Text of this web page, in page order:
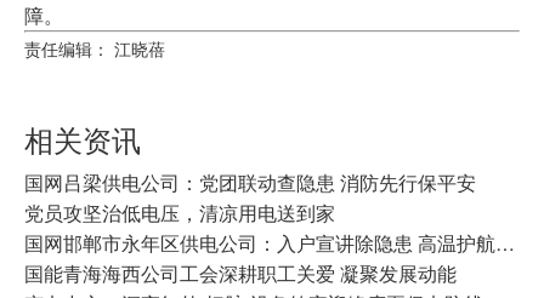
障。
责任编辑： 江晓蓓
相关资讯
国网吕梁供电公司：党团联动查隐患 消防先行保平安
党员攻坚治低电压，清凉用电送到家
国网邯郸市永年区供电公司：入户宣讲除隐患 高温护航保民安
国能青海海西公司工会深耕职工关爱 凝聚发展动能